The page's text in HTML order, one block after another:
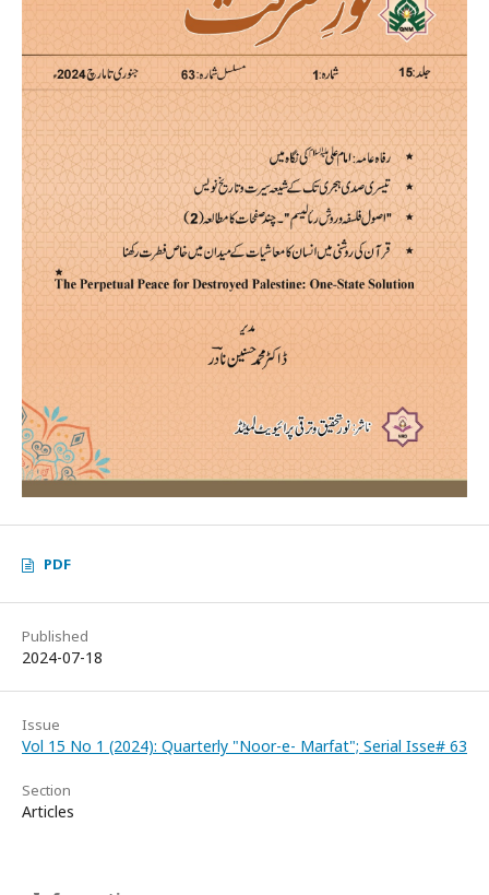
PDF
Published
2024-07-18
Issue
Vol 15 No 1 (2024): Quarterly "Noor-e- Marfat"; Serial Isse# 63
Section
Articles